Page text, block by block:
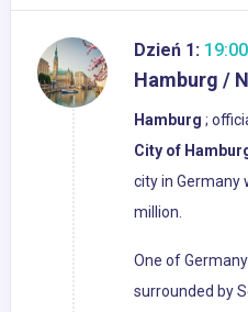
Dzień 1: 19:00
Hamburg /
Hamburg ;
City of
city in Germany
million.
One of
surrounded by